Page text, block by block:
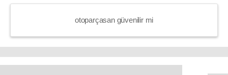
otoparçasan güvenilir mi